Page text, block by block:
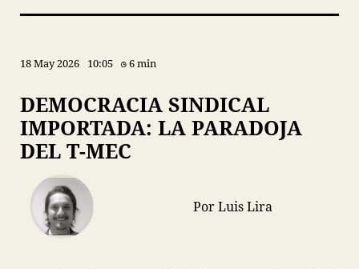
18 May 2026 10:05 6 min
DEMOCRACIA SINDICAL
IMPORTADA: LA PARADOJA
DEL T-MEC
Por Luis Lira